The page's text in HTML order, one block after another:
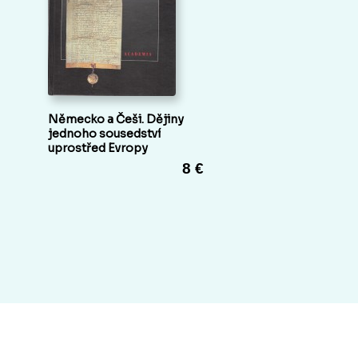
Německo a Češi. Dějiny
jednoho sousedství
uprostřed Evropy
8 €